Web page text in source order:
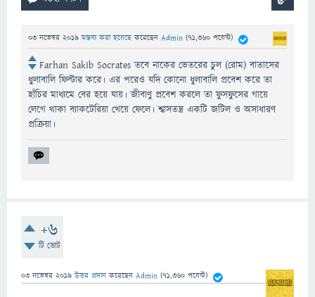
03 নভেম্বর 2019 মন্তব্য করা হয়েছেকরেছেন Admin (71,360 পয়েন্ট)
Farhan Sakib Socrates তবে নাকের ভেতরের চুল (রোম) বাতাসের
ধুলাবালি ফিল্টার করে। এর পরেও যদি কোনো ধুলাবালি প্রবেশ করে তা
হাঁচির মাধ্যমে বের হয়ে যায়। জীবাণু প্রবেশ করলে তা ফুসফুসের গায়ে
লেগে থাকা ব্যাকটেরিয়া খেয়ে ফেলে। শ্বাসতন্ত্র একটি জটিল ও অসাধারণ
প্রক্রিয়া।
+6
টি ভোট
03 নভেম্বর 2019 উত্তর প্রদান করেছেন Admin (71,360 পয়েন্ট)